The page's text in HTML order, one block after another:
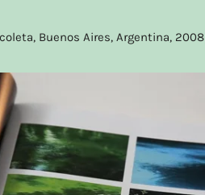
Buenos Aires, Argentina, 2008